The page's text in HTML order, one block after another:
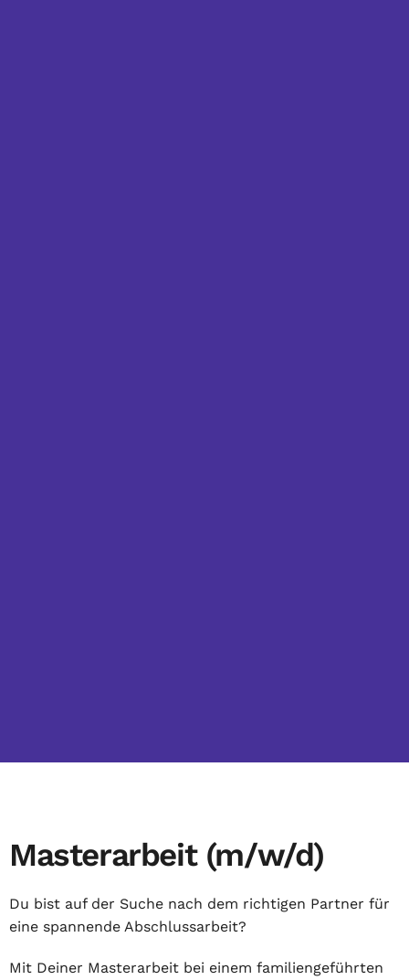
Masterarbeit (m/w/d)
Du bist auf der Suche nach dem richtigen Partner für
eine spannende Abschlussarbeit?
Mit Deiner Masterarbeit bei einem familiengeführten